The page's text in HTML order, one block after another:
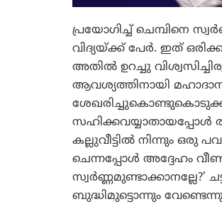
പ്രയോഗിച്ച് ചെമ്പിനെ
വിദ്യയ്ക്ക് പേര്‍. ഇത്
അതില്‍ ഉറച്ചു
ആവശ്യത്തിനായി
സഹിക്കവയ്യാതായപ്പോള്‍
കല്ലുവീട്ടില്‍ നിന്നും ഒരു
ചെന്നപ്പോള്‍ അദ്ദേഹം
സ്വര്‍ണ്ണമുണ്ടാക്കാനല്ലേ?’
ബുദ്ധിമുട്ടൊന്നും